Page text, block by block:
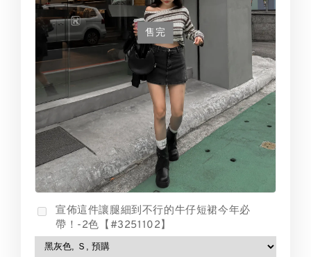
售完
宣佈這件讓腿細到不行的牛仔短裙今年必
帶！-2色【#3251102】